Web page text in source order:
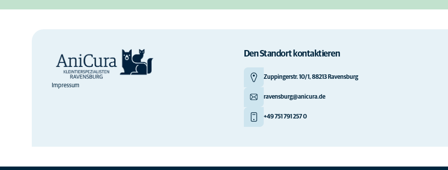
Impressum
Den Standort kontaktieren
Zuppingerstr. 10/1, 88213 Ravensburg
ravensburg@anicura.de
+49 751 791 257 0